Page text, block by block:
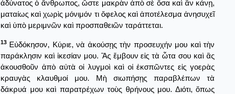
ἀδύνατος ὁ ἄνθρωπος, ὥστε μακρὰν ἀπὸ σὲ ὅσα καὶ ἂν κάνῃ,
ματαίως καὶ χωρὶς μόνιμόν τι ὄφελος καὶ ἀποτέλεσμα ἀνησυχεῖ
καὶ ὑπὸ μεριμνῶν καὶ προσπαθειῶν ταράττεται.
13 Εὐδόκησον, Κύριε, νὰ ἀκούσῃς τὴν προσευχήν μου καὶ τὴν
παράκλησιν καὶ ἱκεσίαν μου. Ἂς ἔμβουν εἰς τὰ ὦτα σου καὶ ἂς
ἀκουσθοῦν ἀπὸ αὐτὰ οἱ λυγμοὶ καὶ οἱ ἐκσπῶντες εἰς γοερὰς
κραυγὰς κλαυθμοί μου. Μὴ σιωπήσῃς παραβλέπων τὰ
δάκρυά μου καὶ παρατρέχων τοὺς θρήνους μου. Διότι, ὅπως